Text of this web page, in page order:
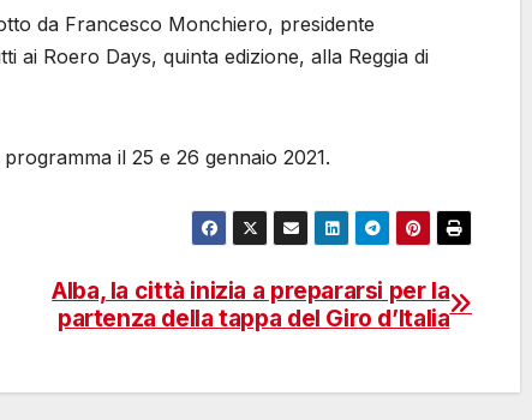
da Francesco Monchiero, presidente
ai Roero Days, quinta edizione, alla Reggia di
il 25 e 26 gennaio 2021.
Alba, la città inizia a prepararsi per la
partenza della tappa del Giro d’Italia